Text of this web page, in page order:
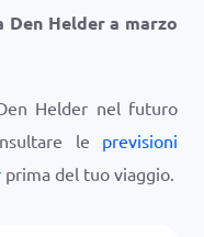
Helder a marzo
Helder nel futuro
le previsioni
prima del tuo viaggio.